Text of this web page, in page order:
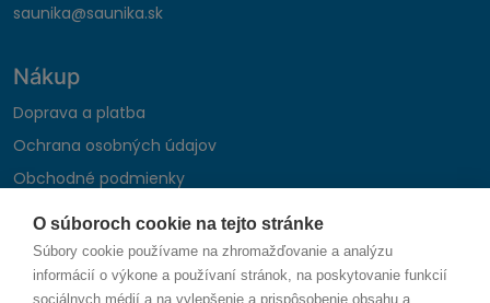
O súboroch cookie na tejto stránke
Súbory cookie používame na zhromažďovanie a analýzu
informácií o výkone a používaní stránok, na poskytovanie funkcií
sociálnych médií a na vylepšenie a prispôsobenie obsahu a
saunika@saunika.sk
Nákup
Doprava a platba
Ochrana osobných údajov
Obchodné podmienky
Reklamačný poriadok
Montáž autohifi
Formulár na odstúpenie od zmluvy